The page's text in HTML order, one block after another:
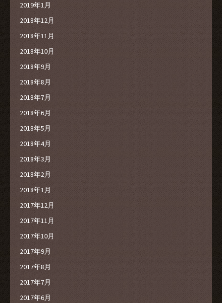
2019年1月
2018年12月
2018年11月
2018年10月
2018年9月
2018年8月
2018年7月
2018年6月
2018年5月
2018年4月
2018年3月
2018年2月
2018年1月
2017年12月
2017年11月
2017年10月
2017年9月
2017年8月
2017年7月
2017年6月